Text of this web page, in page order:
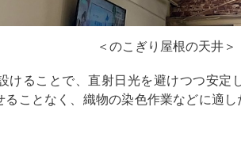
＜のこぎり屋根の天井＞
けることで、直射日光を避けつつ安
ことなく、織物の染色作業などに適